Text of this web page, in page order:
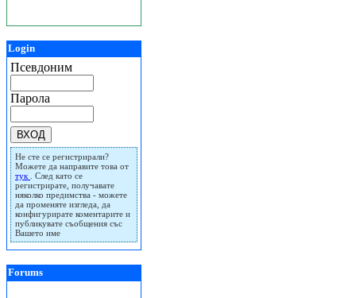
Login
Псевдоним
Парола
Не сте се регистрирали?
Можете да направите това от
тук
. След като се
регистрирате, получавате
няколко предимства - можете
да променяте изгледа, да
конфигурирате коментарите и
публикувате съобщения със
Вашето име
Forums